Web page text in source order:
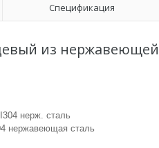
Спецификация
из нержавеющей
нерж. сталь
нержавеющая сталь